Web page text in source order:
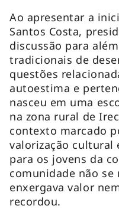
Ao apresentar a
Santos Costa,
discussão para
tradicionais de
questões
autoestima e
nasceu em uma
na zona rural de
contexto marcado
valorização cultural
para os jovens da
comunidade não se
enxergava valor
recordou.